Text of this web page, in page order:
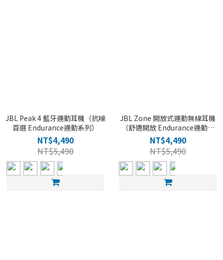
JBL Peak 4 藍牙運動耳機（抗噪
首選 Endurance運動系列）
NT$4,490
NT$5,490
JBL Zone 開放式運動無線耳機
（舒適開放 Endurance運動系
列）
NT$4,490
NT$5,490